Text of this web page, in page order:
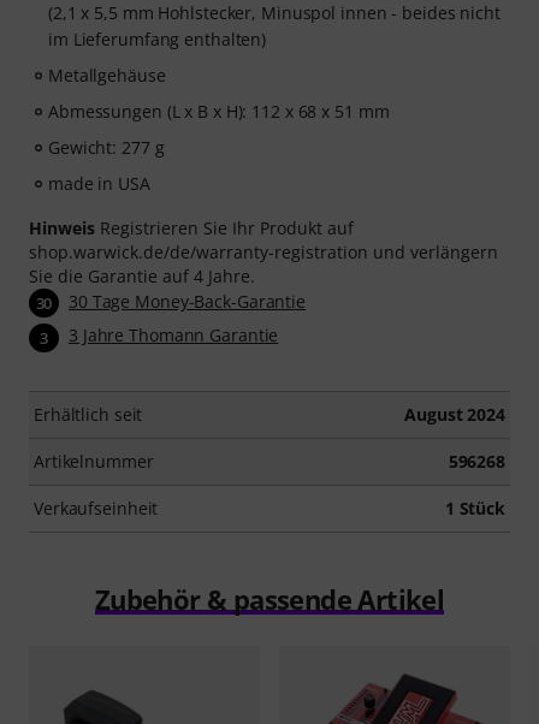
(2,1 x 5,5 mm Hohlstecker, Minuspol innen - beides nicht
im Lieferumfang enthalten)
Metallgehäuse
Abmessungen (L x B x H): 112 x 68 x 51 mm
Gewicht: 277 g
made in USA
Hinweis Registrieren Sie Ihr Produkt auf
shop.warwick.de/de/warranty-registration und verlängern
Sie die Garantie auf 4 Jahre.
30 30 Tage Money-Back-Garantie
3 3 Jahre Thomann Garantie
Erhältlich seit August 2024
Artikelnummer 596268
Verkaufseinheit 1 Stück
Zubehör & passende Artikel